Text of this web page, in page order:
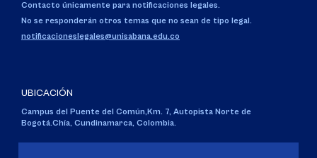
Contacto únicamente para notificaciones legales.
No se responderán otros temas que no sean de tipo legal.
notificacioneslegales@unisabana.edu.co
UBICACIÓN
Campus del Puente del Común,Km. 7, Autopista Norte de
Bogotá.Chía, Cundinamarca, Colombia.